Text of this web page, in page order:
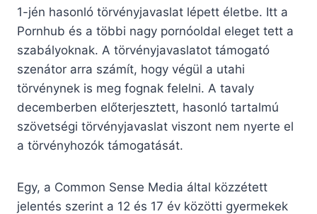
1-jén hasonló törvényjavaslat lépett életbe. Itt a
Pornhub és a többi nagy pornóoldal eleget tett a
szabályoknak. A törvényjavaslatot támogató
szenátor arra számít, hogy végül a utahi
törvénynek is meg fognak felelni. A tavaly
decemberben előterjesztett, hasonló tartalmú
szövetségi törvényjavaslat viszont nem nyerte el
a törvényhozók támogatását.
Egy, a Common Sense Media által közzétett
jelentés szerint a 12 és 17 év közötti gyermekek